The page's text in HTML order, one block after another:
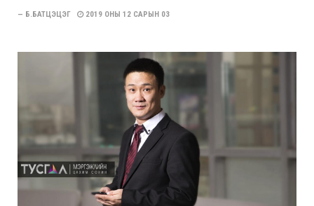
— Б.БАТЦЭЦЭГ 2019 ОНЫ 12 САРЫН 03